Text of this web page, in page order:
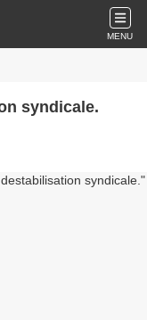
MENU
syndicale.